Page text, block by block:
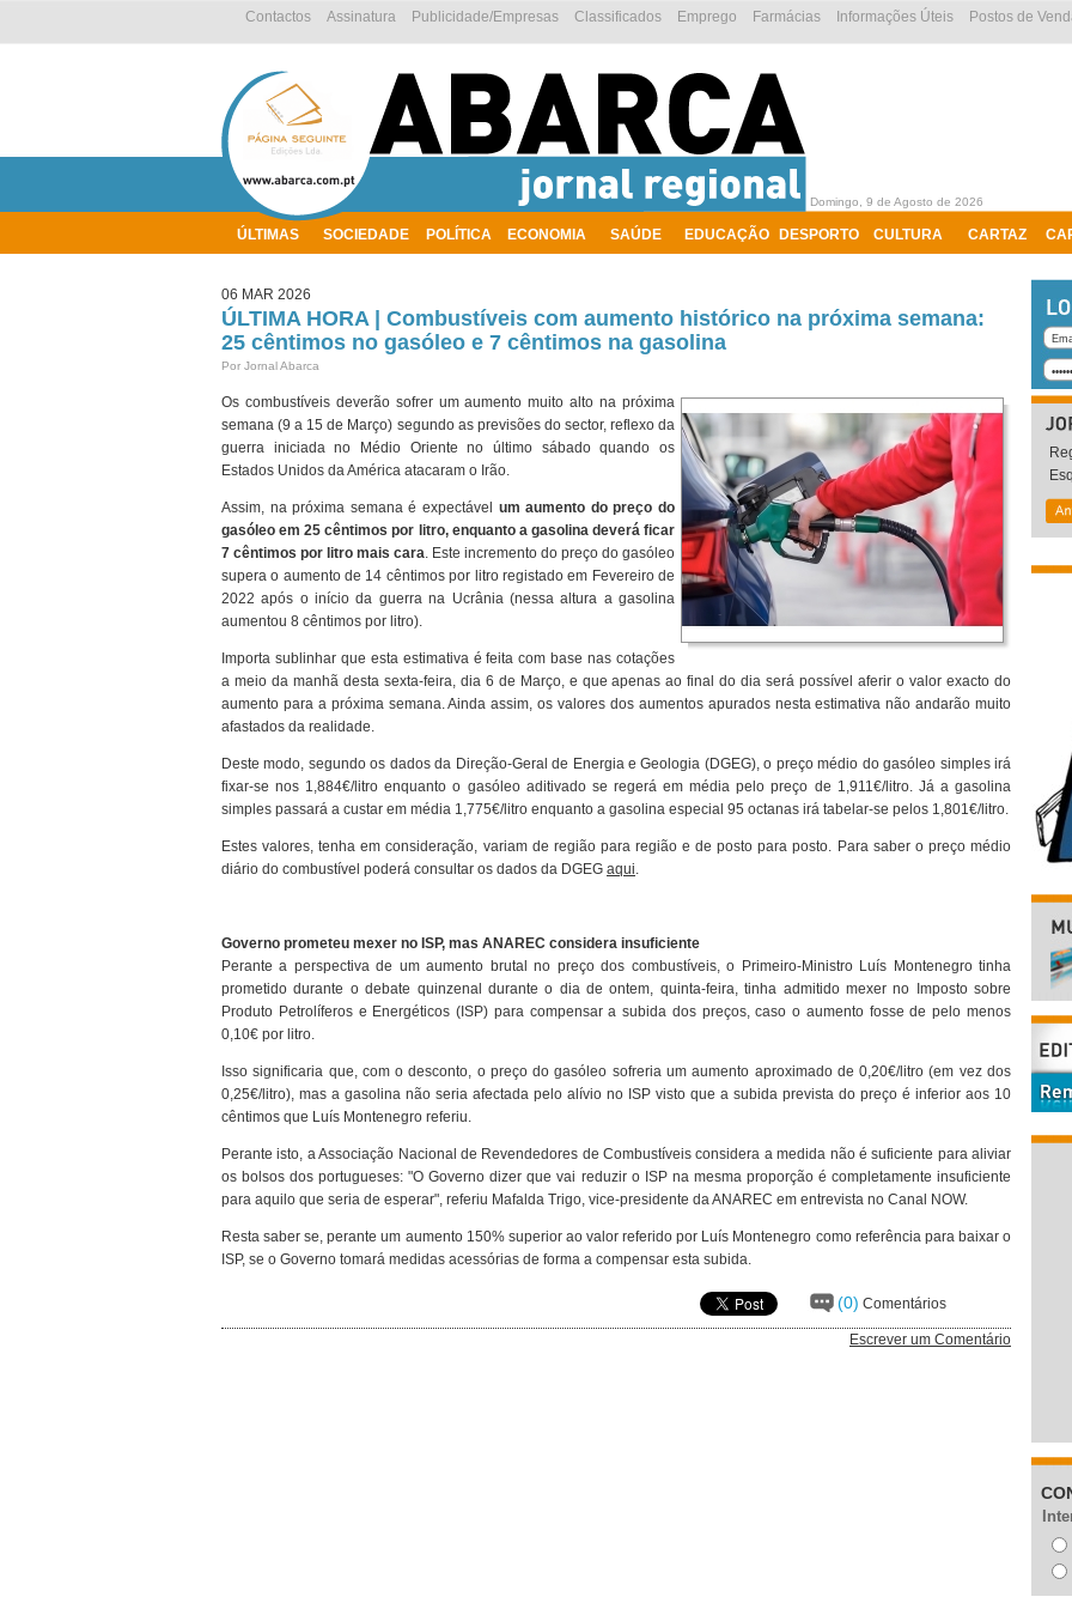
ÚLTIMAS SOCIEDADE POLÍTICA ECONOMIA SAÚDE EDUCAÇÃO DESPORTO CULTURA CARTAZ
Postos de
Informações Úteis
Farmácias
Emprego
Classificados
Publicidade/Empresas
Assinatura
Contactos
Domingo, 9 de Agosto de 2026
06 MAR 2026
ÚLTIMA HORA | Combustíveis com aumento histórico na próxima semana:
25 cêntimos no gasóleo e 7 cêntimos na gasolina
Por Jornal Abarca
Os combustíveis deverão sofrer um aumento muito alto na próxima
semana (9 a 15 de Março) segundo as previsões do sector, reflexo da
guerra iniciada no Médio Oriente no último sábado quando os
Estados Unidos da América atacaram o Irão.
Assim, na próxima semana é expectável um aumento do preço do
gasóleo em 25 cêntimos por litro, enquanto a gasolina deverá ficar
7 cêntimos por litro mais cara. Este incremento do preço do gasóleo
supera o aumento de 14 cêntimos por litro registado em Fevereiro de
2022 após o início da guerra na Ucrânia (nessa altura a gasolina
aumentou 8 cêntimos por litro).
Importa sublinhar que esta estimativa é feita com base nas cotações
a meio da manhã desta sexta-feira, dia 6 de Março, e que apenas ao final do dia será possível aferir o valor exacto do
aumento para a próxima semana. Ainda assim, os valores dos aumentos apurados nesta estimativa não andarão muito
afastados da realidade.
Deste modo, segundo os dados da Direção-Geral de Energia e Geologia (DGEG), o preço médio do gasóleo simples irá
fixar-se nos 1,884€/litro enquanto o gasóleo aditivado se regerá em média pelo preço de 1,911€/litro. Já a gasolina
simples passará a custar em média 1,775€/litro enquanto a gasolina especial 95 octanas irá tabelar-se pelos 1,801€/litro.
Estes valores, tenha em consideração, variam de região para região e de posto para posto. Para saber o preço médio
diário do combustível poderá consultar os dados da DGEG aqui.
Governo prometeu mexer no ISP, mas ANAREC considera insuficiente
Perante a perspectiva de um aumento brutal no preço dos combustíveis, o Primeiro-Ministro Luís Montenegro tinha
prometido durante o debate quinzenal durante o dia de ontem, quinta-feira, tinha admitido mexer no Imposto sobre
Produto Petrolíferos e Energéticos (ISP) para compensar a subida dos preços, caso o aumento fosse de pelo menos
0,10€ por litro.
Isso significaria que, com o desconto, o preço do gasóleo sofreria um aumento aproximado de 0,20€/litro (em vez dos
0,25€/litro), mas a gasolina não seria afectada pelo alívio no ISP visto que a subida prevista do preço é inferior aos 10
cêntimos que Luís Montenegro referiu.
Perante isto, a Associação Nacional de Revendedores de Combustíveis considera a medida não é suficiente para aliviar
os bolsos dos portugueses: "O Governo dizer que vai reduzir o ISP na mesma proporção é completamente insuficiente
para aquilo que seria de esperar", referiu Mafalda Trigo, vice-presidente da ANAREC em entrevista no Canal NOW.
Resta saber se, perante um aumento 150% superior ao valor referido por Luís Montenegro como referência para baixar o
ISP, se o Governo tomará medidas acessórias de forma a compensar esta subida.
(0) Comentários
Escrever um Comentário